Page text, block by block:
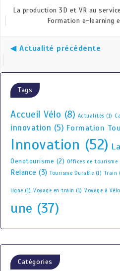
La production 3D et VR au
Formation e-learning
◀ Actualité précédente
Tags
Accueil Vélo (8) Actualités (1)
innovation (5) Formation
Innovation (52)
Oenotourisme (2) Offices de tourisme
Relance (3) Tourisme Durable (1) Train
ligne (1) Voyage en train (1) Voyage à Vélo
une (37)
Catégories